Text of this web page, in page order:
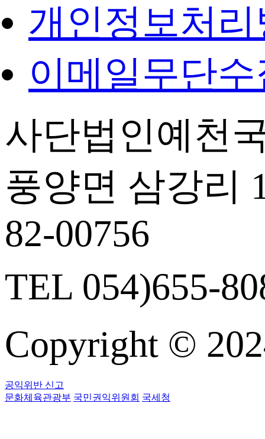
개인정보처
이메일무단
사단법인예천
풍양면 삼강리
82-00756
TEL 054)655-
Copyright ©
공익위반 신고
문화체육관광부 국민권익위원회 국세청